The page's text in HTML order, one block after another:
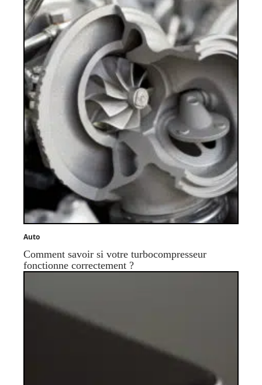
Auto
Comment savoir si votre turbocompresseur
fonctionne correctement ?